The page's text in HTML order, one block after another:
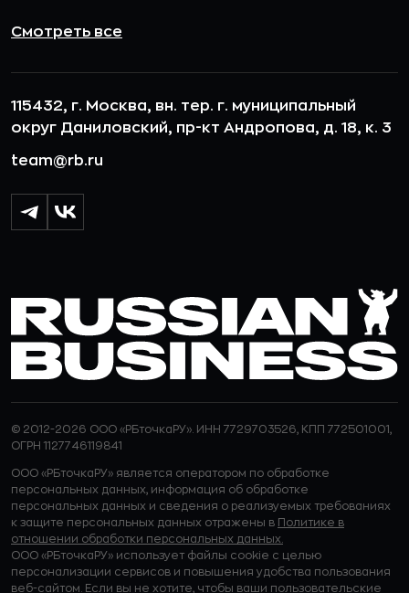
Смотреть все
115432, г. Москва, вн. тер. г. муниципальный
округ Даниловский, пр-кт Андропова, д. 18, к. 3
team@rb.ru
© 2012-2026 ООО «РБточкаРУ». ИНН 7729703526, КПП 772501001,
ОГРН 1127746119841
ООО «РБточкаРУ» является оператором по обработке
персональных данных, информация об обработке
персональных данных и сведения о реализуемых требованиях
к защите персональных данных отражены в Политике в
отношении обработки персональных данных.
ООО «РБточкаРУ» использует файлы cookie с целью
персонализации сервисов и повышения удобства пользования
веб-сайтом. Если вы не хотите, чтобы ваши пользовательские